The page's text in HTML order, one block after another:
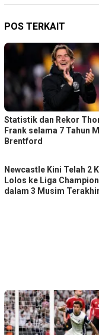
POS TERKAIT
Statistik dan Rekor
Frank selama 7 Tahun
Brentford
Newcastle Kini Telah 2
Lolos ke Liga
dalam 3 Musim Terakhir